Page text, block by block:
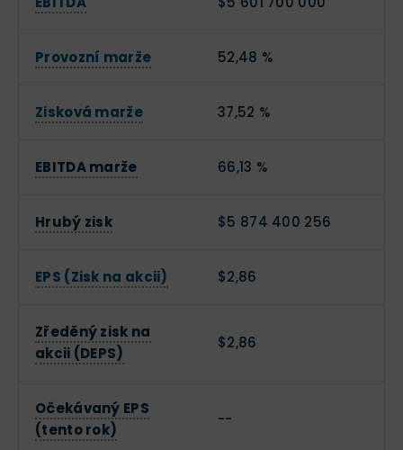
Provozní marže 52,48 %
Zisková marže 37,52 %
EBITDA marže 66,13 %
Hrubý zisk $5 874 400 256
EPS (Zisk na akcii) $2,86
Zředěný zisk na
akcii (DEPS)
$2,86
Očekávaný EPS
(tento rok)
--